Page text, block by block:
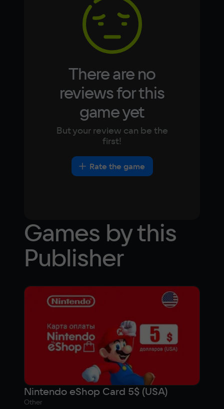
Japanese
There are no
reviews for this
game yet
But your review can be the
first!
Rate the game
Games by this
Publisher
Nintendo eShop Card 5$ (USA)
Other